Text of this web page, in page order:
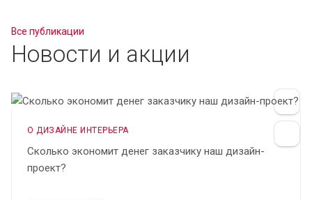
Все публикации
Новости и акции
О ДИЗАЙНЕ ИНТЕРЬЕРА
Сколько экономит денег заказчику наш дизайн-
проект?